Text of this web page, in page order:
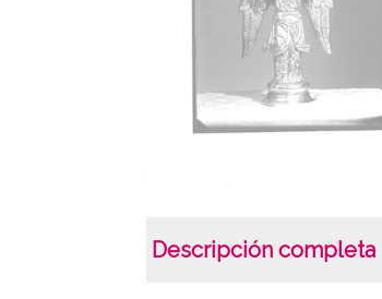
Descripción completa